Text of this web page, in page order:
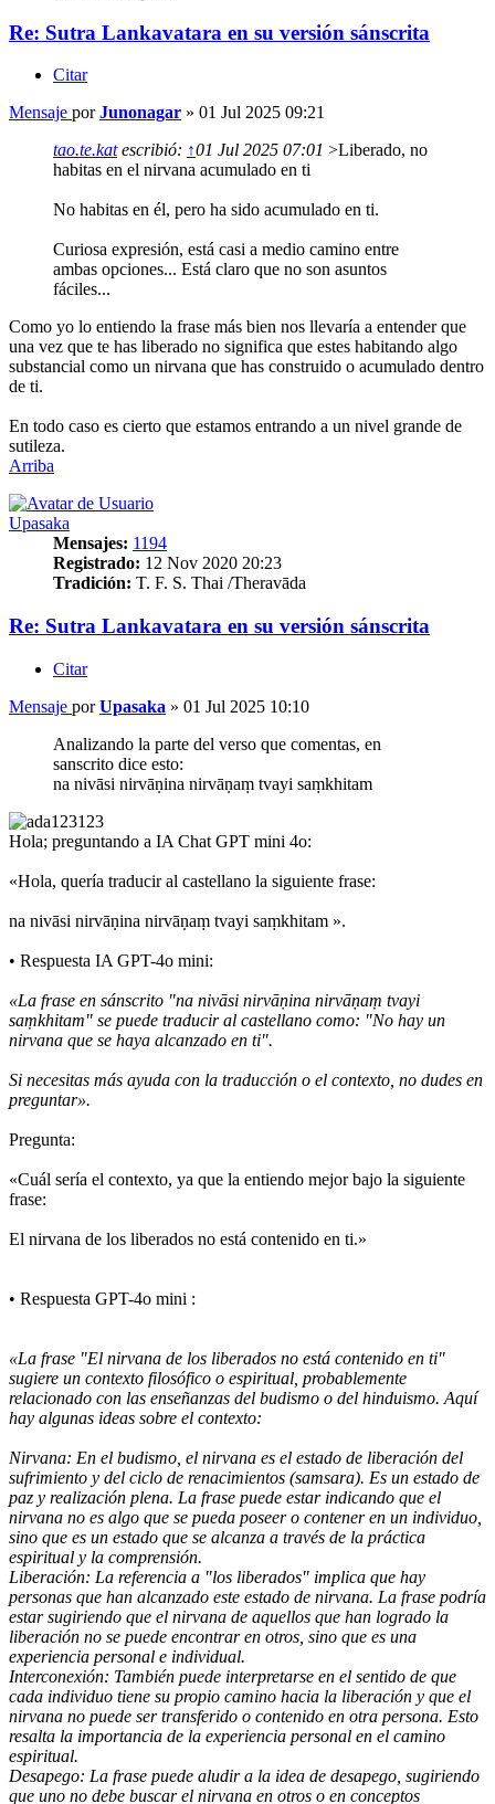
Re: Sutra Lankavatara en su versión sánscrita
Citar
Mensaje porJunonagar » 01 Jul 2025 09:21
tao.te.katescribió: ↑01 Jul 2025 07:01 >Liberado, no
habitas en el nirvana acumulado en ti
No habitas en él, pero ha sido acumulado en ti.
Curiosa expresión, está casi a medio camino entre
ambas opciones... Está claro que no son asuntos
fáciles...
Como yo lo entiendo la frase más bien nos llevaría a entender que
una vez que te has liberado no significa que estes habitando algo
substancial como un nirvana que has construido o acumulado dentro
de ti.
En todo caso es cierto que estamos entrando a un nivel grande de
sutileza.
Arriba
Upasaka
Mensajes: 1194
Registrado: 12 Nov 2020 20:23
Tradición: T. F. S. Thai /Theravāda
Re: Sutra Lankavatara en su versión sánscrita
Citar
Mensaje porUpasaka » 01 Jul 2025 10:10
Analizando la parte del verso que comentas, en
sanscrito dice esto:
na nivāsi nirvāṇina nirvāṇaṃ tvayi saṃkhitam
Hola; preguntando a IA Chat GPT mini 4o:
«Hola, quería traducir al castellano la siguiente frase:
na nivāsi nirvāṇina nirvāṇaṃ tvayi saṃkhitam ».
• Respuesta IA GPT-4o mini:
«La frase en sánscrito "na nivāsi nirvāṇina nirvāṇaṃ tvayi
saṃkhitam" se puede traducir al castellano como: "No hay un
nirvana que se haya alcanzado en ti".
Si necesitas más ayuda con la traducción o el contexto, no dudes en
preguntar».
Pregunta:
«Cuál sería el contexto, ya que la entiendo mejor bajo la siguiente
frase:
El nirvana de los liberados no está contenido en ti.»
• Respuesta GPT-4o mini :
«La frase "El nirvana de los liberados no está contenido en ti"
sugiere un contexto filosófico o espiritual, probablemente
relacionado con las enseñanzas del budismo o del hinduismo. Aquí
hay algunas ideas sobre el contexto:
Nirvana: En el budismo, el nirvana es el estado de liberación del
sufrimiento y del ciclo de renacimientos (samsara). Es un estado de
paz y realización plena. La frase puede estar indicando que el
nirvana no es algo que se pueda poseer o contener en un individuo,
sino que es un estado que se alcanza a través de la práctica
espiritual y la comprensión.
Liberación: La referencia a "los liberados" implica que hay
personas que han alcanzado este estado de nirvana. La frase podría
estar sugiriendo que el nirvana de aquellos que han logrado la
liberación no se puede encontrar en otros, sino que es una
experiencia personal e individual.
Interconexión: También puede interpretarse en el sentido de que
cada individuo tiene su propio camino hacia la liberación y que el
nirvana no puede ser transferido o contenido en otra persona. Esto
resalta la importancia de la experiencia personal en el camino
espiritual.
Desapego: La frase puede aludir a la idea de desapego, sugiriendo
que uno no debe buscar el nirvana en otros o en conceptos